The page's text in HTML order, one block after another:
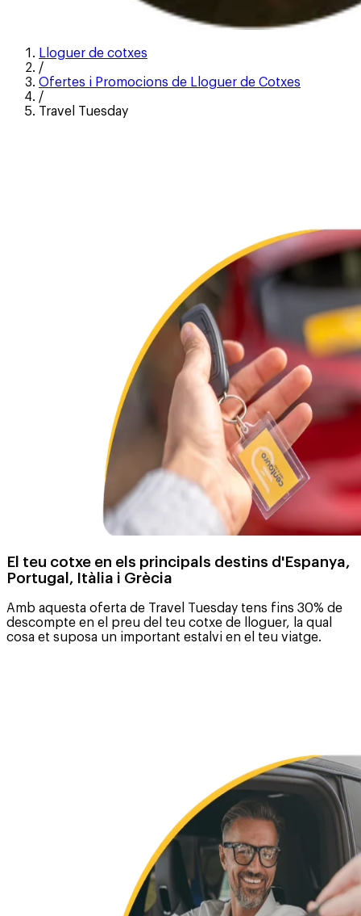
Lloguer de cotxes
/
Ofertes i Promocions de Lloguer de Cotxes
/
Travel Tuesday
El teu cotxe en els principals destins d'Espanya,
Portugal, Itàlia i Grècia
Amb aquesta oferta de Travel Tuesday tens fins 30% de
descompte en el preu del teu cotxe de lloguer, la qual
cosa et suposa un important estalvi en el teu viatge.